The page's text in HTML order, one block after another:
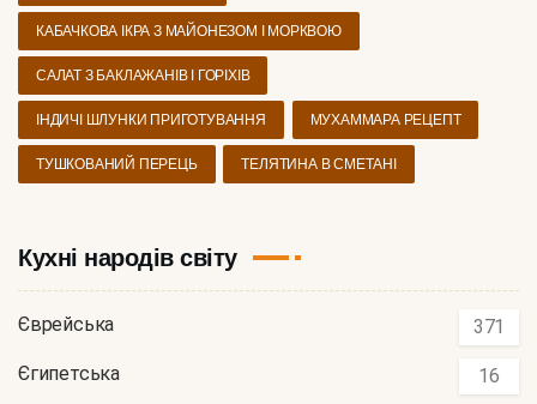
КАБАЧКОВА ІКРА З МАЙОНЕЗОМ І МОРКВОЮ
САЛАТ З БАКЛАЖАНІВ І ГОРІХІВ
ІНДИЧІ ШЛУНКИ ПРИГОТУВАННЯ МУХАММАРА РЕЦЕПТ
ТУШКОВАНИЙ ПЕРЕЦЬ ТЕЛЯТИНА В СМЕТАНІ
Кухні народів світу
Єврейська 371
Єгипетська 16